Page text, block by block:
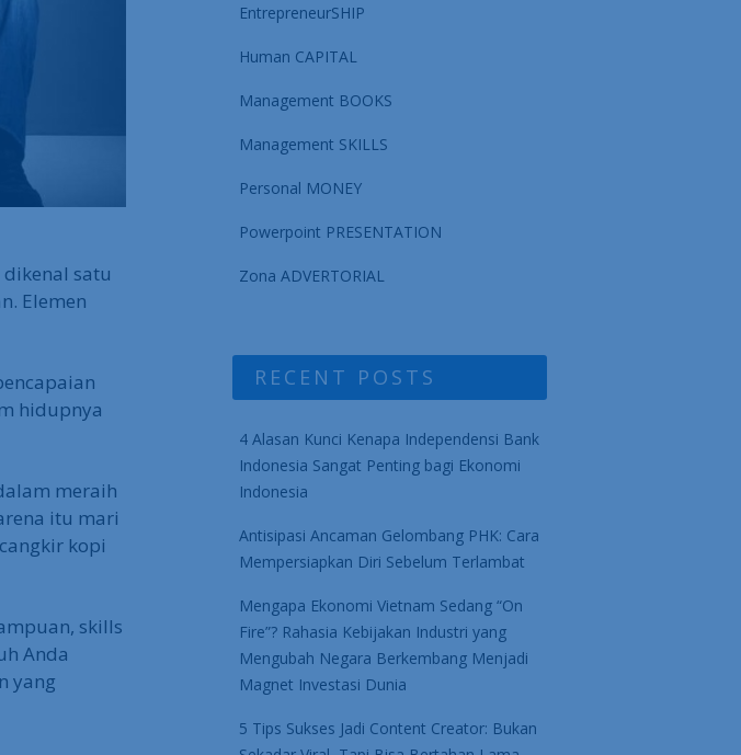
satu
Elemen
hidupnya
meraih
itu mari
kopi
skills
Anda
yang
EntrepreneurSHIP
Human CAPITAL
Management BOOKS
Management SKILLS
Personal MONEY
Powerpoint PRESENTATION
Zona ADVERTORIAL
RECENT POSTS
4 Alasan Kunci Kenapa Independensi Bank
Indonesia Sangat Penting bagi Ekonomi
Indonesia
Antisipasi Ancaman Gelombang PHK: Cara
Mempersiapkan Diri Sebelum Terlambat
Mengapa Ekonomi Vietnam Sedang “On
Fire”? Rahasia Kebijakan Industri yang
Mengubah Negara Berkembang Menjadi
Magnet Investasi Dunia
5 Tips Sukses Jadi Content Creator: Bukan